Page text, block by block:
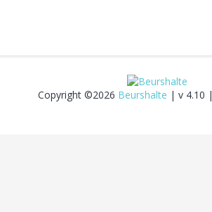
Copyright ©2026 Beurshalte | v 4.10 |